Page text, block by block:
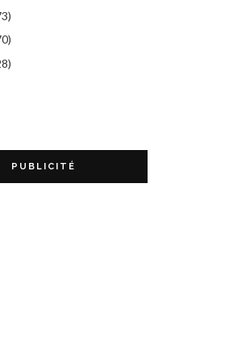
PUBLICITÉ